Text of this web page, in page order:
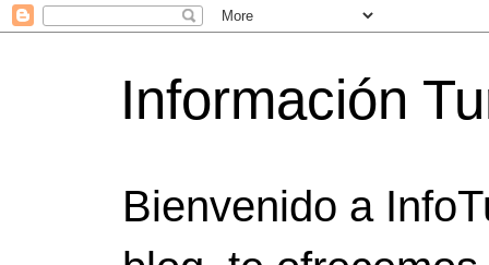
Información
Bienvenido a